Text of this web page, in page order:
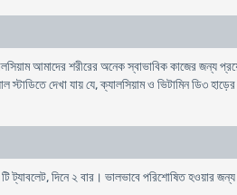
আমাদের শরীরের অনেক স্বাভাবিক কাজের জন্য
দেখা যায় যে, ক্যালসিয়াম ও ভিটামিন ডি৩
টি ট্যাবলেট, দিনে ২ বার। ভালভাবে পরিশোষিত হওয়ার